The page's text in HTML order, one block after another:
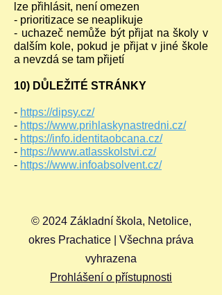
lze přihlásit, není omezen
- prioritizace se neaplikuje
- uchazeč nemůže být přijat na školy v
dalším kole, pokud je přijat v jiné škole
a nevzdá se tam přijetí
10) DŮLEŽITÉ STRÁNKY
- https://dipsy.cz/
- https://www.prihlaskynastredni.cz/
- https://info.identitaobcana.cz/
- https://www.atlasskolstvi.cz/
- https://www.infoabsolvent.cz/
© 2024 Základní škola, Netolice,
okres Prachatice | Všechna práva
vyhrazena
Prohlášení o přístupnosti